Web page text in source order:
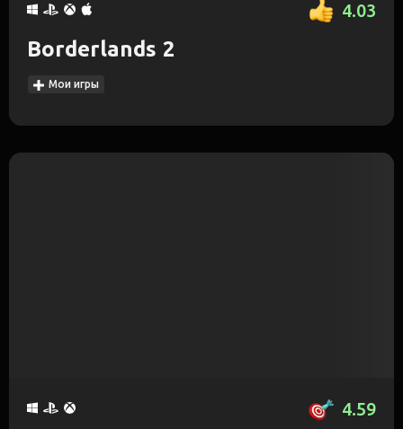
4.03
Borderlands 2
Мои игры
4.59